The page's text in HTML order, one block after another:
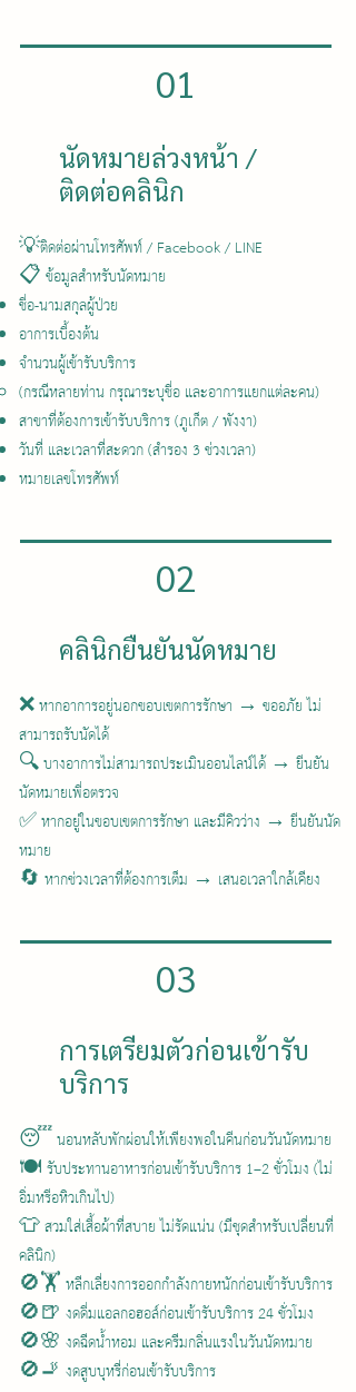
01
นัดหมายล่วงหน้า /
ติดต่อคลินิก
💡ติดต่อผ่านโทรศัพท์ / Facebook / LINE
📋 ข้อมูลสำหรับนัดหมาย
ชื่อ-นามสกุลผู้ป่วย
อาการเบื้องต้น
จำนวนผู้เข้ารับบริการ
(กรณีหลายท่าน กรุณาระบุชื่อ และอาการแยกแต่ละคน)
สาขาที่ต้องการเข้ารับบริการ (ภูเก็ต / พังงา)
วันที่ และเวลาที่สะดวก (สำรอง 3 ช่วงเวลา)
หมายเลขโทรศัพท์
02
คลินิกยืนยันนัดหมาย
❌ หากอาการอยู่นอกขอบเขตการรักษา → ขออภัย ไม่
สามารถรับนัดได้
🔍 บางอาการไม่สามารถประเมินออนไลน์ได้ → ยืนยัน
นัดหมายเพื่อตรวจ
✅ หากอยู่ในขอบเขตการรักษา และมีคิวว่าง → ยืนยันนัด
หมาย
🔄 หากช่วงเวลาที่ต้องการเต็ม → เสนอเวลาใกล้เคียง
03
การเตรียมตัวก่อนเข้ารับ
บริการ
😴 นอนหลับพักผ่อนให้เพียงพอในคืนก่อนวันนัดหมาย
🍽️ รับประทานอาหารก่อนเข้ารับบริการ 1–2 ชั่วโมง (ไม่
อิ่มหรือหิวเกินไป)
👕 สวมใส่เสื้อผ้าที่สบาย ไม่รัดแน่น (มีชุดสำหรับเปลี่ยนที่
คลินิก)
🚫🏋️ หลีกเลี่ยงการออกกำลังกายหนักก่อนเข้ารับบริการ
🚫🍺 งดดื่มแอลกอฮอล์ก่อนเข้ารับบริการ 24 ชั่วโมง
🚫🌸 งดฉีดน้ำหอม และครีมกลิ่นแรงในวันนัดหมาย
🚫🚬 งดสูบบุหรี่ก่อนเข้ารับบริการ